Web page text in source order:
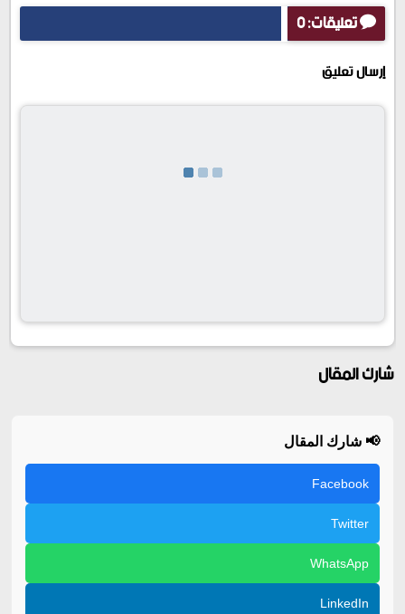
تعليقات: 0
إرسال تعليق
شارك المقال
📢 شارك المقال
Facebook
Twitter
WhatsApp
LinkedIn